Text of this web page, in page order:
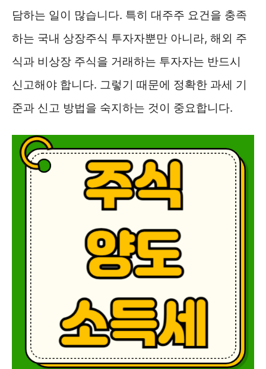
담하는 일이 많습니다. 특히 대주주 요건을 충족
하는 국내 상장주식 투자자뿐만 아니라, 해외 주
식과 비상장 주식을 거래하는 투자자는 반드시
신고해야 합니다. 그렇기 때문에 정확한 과세 기
준과 신고 방법을 숙지하는 것이 중요합니다.